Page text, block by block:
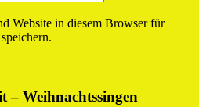
Website in diesem Browser für
– Weihnachtssingen